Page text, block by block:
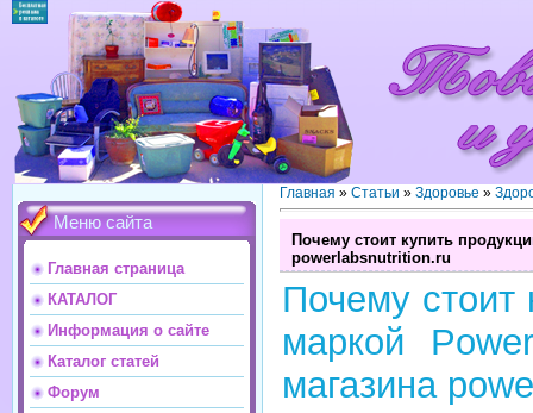
Меню сайта
Главная страница
КАТАЛОГ
Информация о сайте
Каталог статей
Форум
Главная » Статьи » Здоровье »
Почему стоит купить
powerlabsnutrition.ru
Почему стоит
маркой
магазина